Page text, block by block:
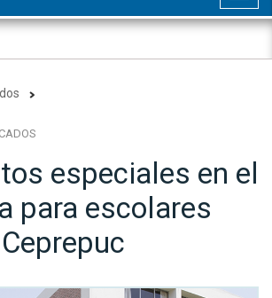
especiales en el
para escolares